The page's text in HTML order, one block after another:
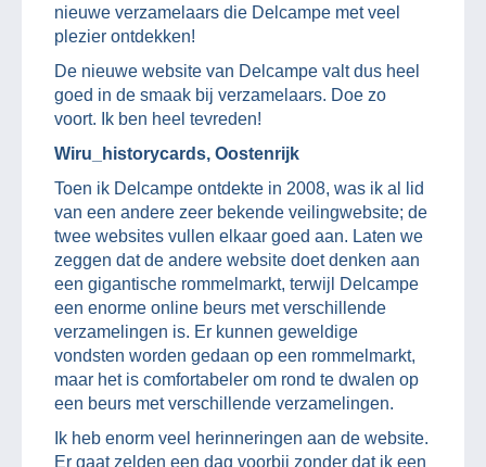
nieuwe verzamelaars die Delcampe met veel
plezier ontdekken!
De nieuwe website van Delcampe valt dus heel
goed in de smaak bij verzamelaars. Doe zo
voort. Ik ben heel tevreden!
Wiru_historycards, Oostenrijk
Toen ik Delcampe ontdekte in 2008, was ik al lid
van een andere zeer bekende veilingwebsite; de
twee websites vullen elkaar goed aan. Laten we
zeggen dat de andere website doet denken aan
een gigantische rommelmarkt, terwijl Delcampe
een enorme online beurs met verschillende
verzamelingen is. Er kunnen geweldige
vondsten worden gedaan op een rommelmarkt,
maar het is comfortabeler om rond te dwalen op
een beurs met verschillende verzamelingen.
Ik heb enorm veel herinneringen aan de website.
Er gaat zelden een dag voorbij zonder dat ik een